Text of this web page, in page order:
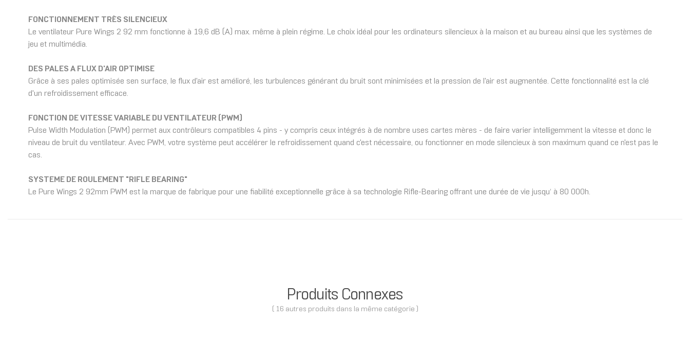
FONCTIONNEMENT TRÈS SILENCIEUX
Le ventilateur Pure Wings 2 92 mm fonctionne à 19,6 dB (A) max. même à plein régime. Le choix idéal pour les ordinateurs silencieux à la maison et au bureau ainsi que les systèmes de
jeu et multimédia.
DES PALES A FLUX D'AIR OPTIMISE
Grâce à ses pales optimisée sen surface, le flux d'air est amélioré, les turbulences générant du bruit sont minimisées et la pression de l'air est augmentée. Cette fonctionnalité est la clé
d'un refroidissement efficace.
FONCTION DE VITESSE VARIABLE DU VENTILATEUR (PWM)
Pulse Width Modulation (PWM) permet aux contrôleurs compatibles 4 pins - y compris ceux intégrés à de nombre uses cartes mères - de faire varier intelligemment la vitesse et donc le
niveau de bruit du ventilateur. Avec PWM, votre système peut accélérer le refroidissement quand c'est nécessaire, ou fonctionner en mode silencieux à son maximum quand ce n'est pas le
cas.
SYSTEME DE ROULEMENT "RIFLE BEARING"
Le Pure Wings 2 92mm PWM est la marque de fabrique pour une fiabilité exceptionnelle grâce à sa technologie Rifle-Bearing offrant une durée de vie jusqu‘ à 80 000h.
Produits Connexes
( 16 autres produits dans la même catégorie )